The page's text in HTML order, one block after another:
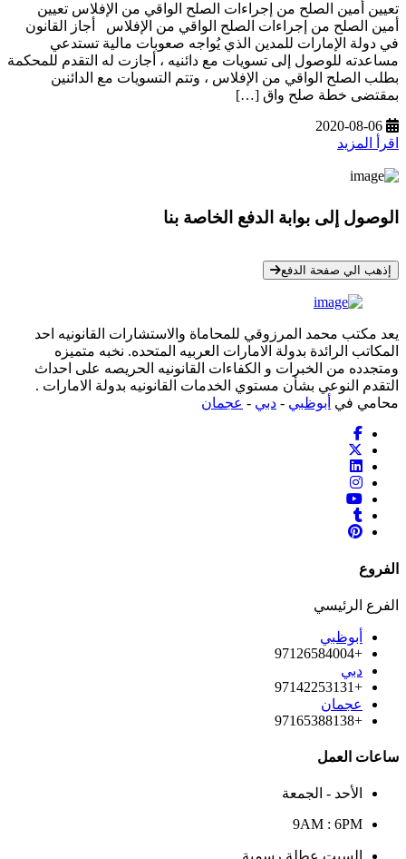
تعيين أمين الصلح من إجراءات الصلح الواقي من الإفلاس تعيين
أمين الصلح من إجراءات الصلح الواقي من الإفلاس أجاز القانون
في دولة الإمارات للمدين الذي يُواجه صعوبات مالية تستدعي
مساعدته للوصول إلى تسويات مع دائنيه ، أجازت له التقدم للمحكمة
بطلب الصلح الواقي من الإفلاس ، وتتم التسويات مع الدائنين
بمقتضى خطة صلح واق […]
2020-08-06
اقرأ المزيد
الوصول إلى بوابة الدفع الخاصة بنا
إذهب الي صفحة الدفع
يعد مكتب محمد المرزوقي للمحاماة والاستشارات القانونيه احد
المكاتب الرائدة بدولة الامارات العربيه المتحده. نخبه متميزه
ومتجدده من الخبرات و الكفاءات القانونيه الحريصه على احداث
التقدم النوعي بشأن مستوي الخدمات القانونيه بدولة الامارات .
محامي في أبوظبي - دبي - عجمان
الفروع
الفرع الرئيسي
أبوظبي
+97126584004
دبي
+97142253131
عجمان
+97165388138
ساعات العمل
الأحد - الجمعة
9AM : 6PM